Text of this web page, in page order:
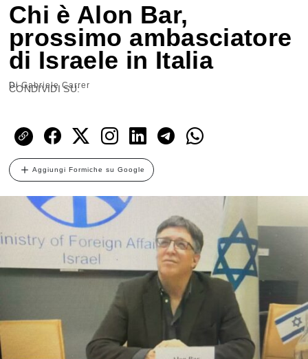
Chi è Alon Bar,
prossimo ambasciatore
di Israele in Italia
DiGabriele Carrer
CONDIVIDI SU:
Aggiungi Formiche su Google